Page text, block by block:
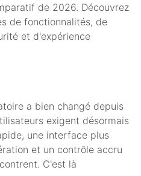
de 2026. Découvrez
de fonctionnalités, de
et d'expérience
a bien changé depuis
exigent désormais
une interface plus
et un contrôle accru
C'est là